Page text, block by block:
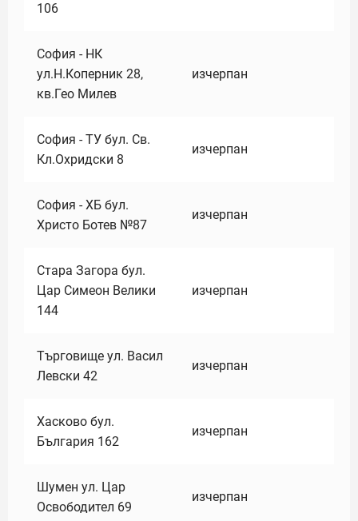
106
София - НК
ул.Н.Коперник 28,
кв.Гео Милев
изчерпан
София - ТУ бул. Св.
Кл.Охридски 8
изчерпан
София - ХБ бул.
Христо Ботев №87
изчерпан
Стара Загора бул.
Цар Симеон Велики
144
изчерпан
Търговище ул. Васил
Левски 42
изчерпан
Хасково бул.
България 162
изчерпан
Шумен ул. Цар
Освободител 69
изчерпан